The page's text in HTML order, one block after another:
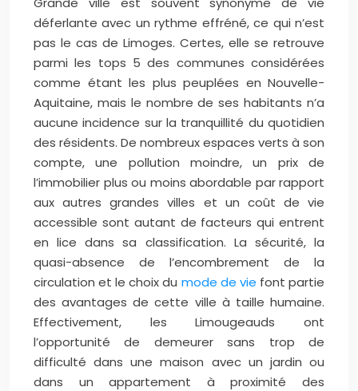
déferlante avec un rythme effréné, ce qui n’est
pas le cas de Limoges. Certes, elle se retrouve
parmi les tops 5 des communes considérées
comme étant les plus peuplées en Nouvelle-
Aquitaine, mais le nombre de ses habitants n’a
aucune incidence sur la tranquillité du quotidien
des résidents. De nombreux espaces verts à son
compte, une pollution moindre, un prix de
l’immobilier plus ou moins abordable par rapport
aux autres grandes villes et un coût de vie
accessible sont autant de facteurs qui entrent
en lice dans sa classification. La sécurité, la
quasi-absence de l’encombrement de la
circulation et le choix du mode de vie font partie
des avantages de cette ville à taille humaine.
Effectivement, les Limougeauds ont
l’opportunité de demeurer sans trop de
difficulté dans une maison avec un jardin ou
dans un appartement à proximité des